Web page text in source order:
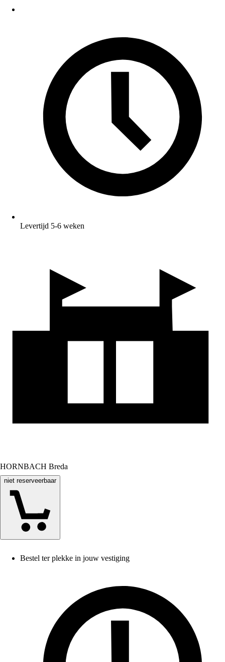
Levertijd 5-6 weken
HORNBACH Breda
niet reserveerbaar
Bestel ter plekke in jouw vestiging